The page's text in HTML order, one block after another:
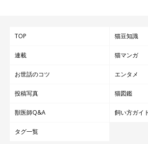
TOP 猫豆知識
連載 猫マンガ
お世話のコツ エンタメ
投稿写真 猫図鑑
獣医師Q&A 飼い方ガイ
タグ一覧